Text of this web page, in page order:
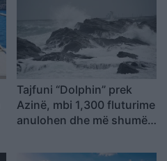
Tajfuni “Dolphin” prek
Azinë, mbi 1,300 fluturime
anulohen dhe më shumë
evakuohen